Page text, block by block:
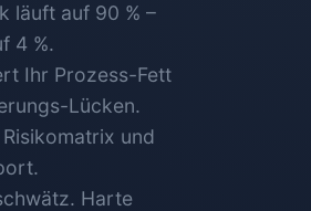
läuft auf 90 % –
4 %.
Ihr Prozess-Fett
Lücken.
und
Harte